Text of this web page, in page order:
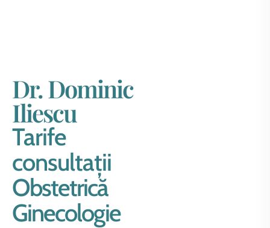
Dr. Dominic
Iliescu
Tarife
consultații
Obstetrică
Ginecologie